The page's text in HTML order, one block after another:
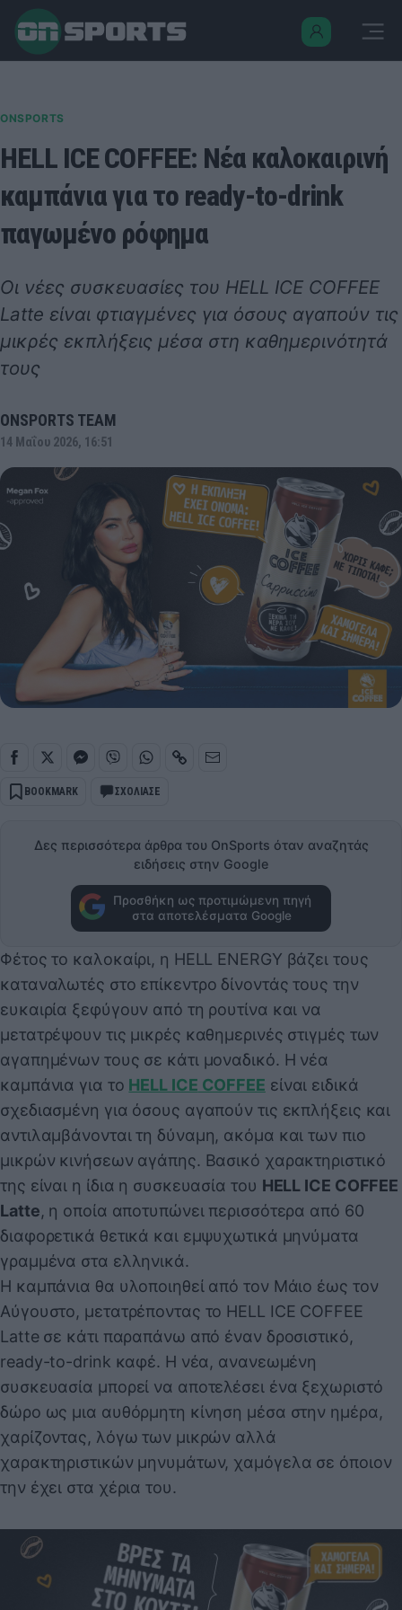
ONSPORTS
HELL ICE COFFEE: Νέα καλοκαιρινή
καμπάνια για το ready-to-drink
παγωμένο ρόφημα
Οι νέες συσκευασίες του HELL ICE COFFEE
Latte είναι φτιαγμένες για όσους αγαπούν τις
μικρές εκπλήξεις μέσα στη καθημερινότητά
τους
ONSPORTS TEAM
14 Μαΐου 2026, 16:51
BOOKMARK ΣΧΟΛΙΑΣΕ
Δες περισσότερα άρθρα του OnSports όταν αναζητάς
ειδήσεις στην Google
Προσθήκη ως προτιμώμενη πηγή
στα αποτελέσματα Google
Φέτος το καλοκαίρι, η HELL ENERGY βάζει τους
καταναλωτές στο επίκεντρο δίνοντάς τους την
ευκαιρία ξεφύγουν από τη ρουτίνα και να
μετατρέψουν τις μικρές καθημερινές στιγμές των
αγαπημένων τους σε κάτι μοναδικό. Η νέα
καμπάνια για το HELL ICE COFFEE είναι ειδικά
σχεδιασμένη για όσους αγαπούν τις εκπλήξεις και
αντιλαμβάνονται τη δύναμη, ακόμα και των πιο
μικρών κινήσεων αγάπης. Βασικό χαρακτηριστικό
της είναι η ίδια η συσκευασία του HELL ICE COFFEE
Latte, η οποία αποτυπώνει περισσότερα από 60
διαφορετικά θετικά και εμψυχωτικά μηνύματα
γραμμένα στα ελληνικά.
Η καμπάνια θα υλοποιηθεί από τον Μάιο έως τον
Αύγουστο, μετατρέποντας το HELL ICE COFFEE
Latte σε κάτι παραπάνω από έναν δροσιστικό,
ready-to-drink καφέ. Η νέα, ανανεωμένη
συσκευασία μπορεί να αποτελέσει ένα ξεχωριστό
δώρο ως μια αυθόρμητη κίνηση μέσα στην ημέρα,
χαρίζοντας, λόγω των μικρών αλλά
χαρακτηριστικών μηνυμάτων, χαμόγελα σε όποιον
την έχει στα χέρια του.